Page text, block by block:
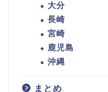
大分
長崎
宮崎
鹿児島
沖縄
まとめ